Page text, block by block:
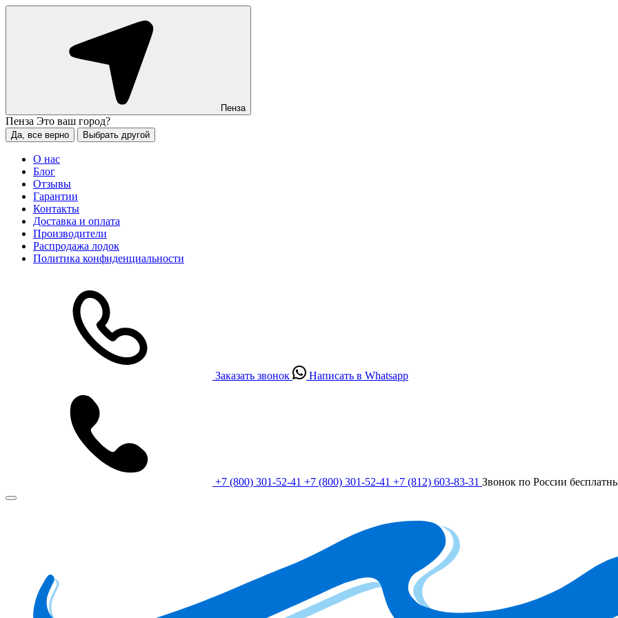
Пенза
Пенза Это ваш город?
Да, все верно Выбрать другой
О нас
Блог
Отзывы
Гарантии
Контакты
Доставка и оплата
Производители
Распродажа лодок
Политика конфиденциальности
Заказать звонок Написать в Whatsapp
+7 (800) 301-52-41 +7 (800) 301-52-41 +7 (812) 603-83-31 Звонок по России